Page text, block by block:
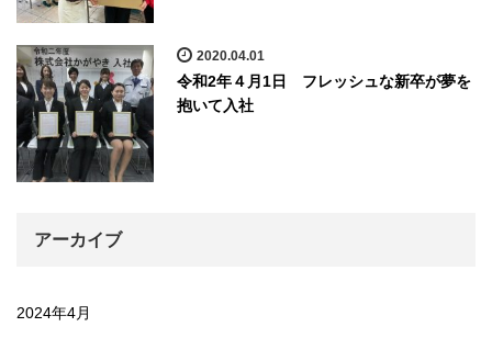
2020.04.01
令和2年４月1日 フレッシュな新卒が夢を
抱いて入社
アーカイブ
2024年4月